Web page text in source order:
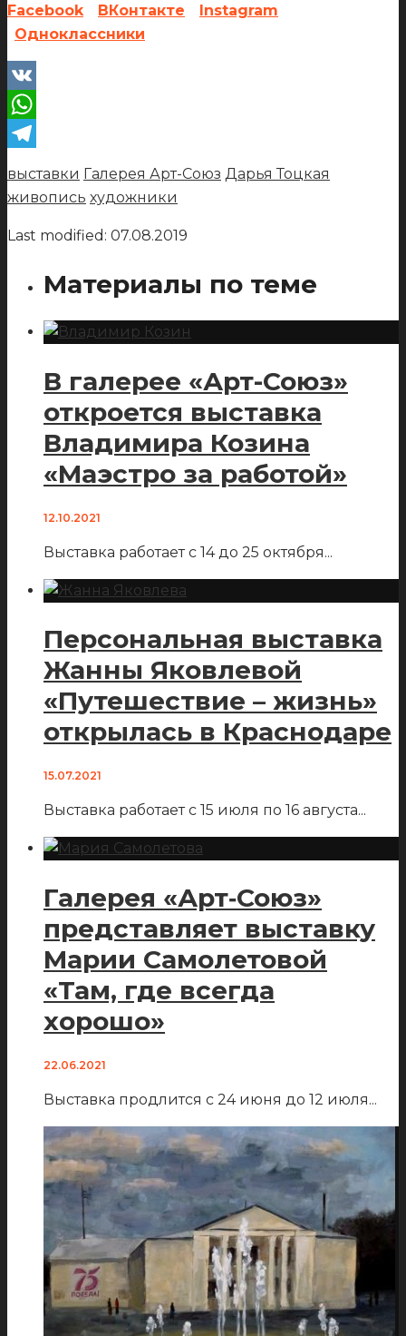
Facebook ВКонтакте
Instagram
Одноклассники
VK
WhatsApp
выставки Галерея Арт-Союз Дарья Тоцкая
живопись художники
Last modified: 07.08.2019
Материалы по теме
В галерее «Арт-Союз»
откроется выставка
Владимира Козина
«Маэстро за работой»
12.10.2021
Выставка работает с 14 до 25 октября...
Персональная выставка
Жанны Яковлевой
«Путешествие – жизнь»
открылась в Краснодаре
15.07.2021
Выставка работает с 15 июля по 16 августа...
Галерея «Арт‑Союз»
представляет выставку
Марии Самолетовой
«Там, где всегда
хорошо»
22.06.2021
Выставка продлится с 24 июня до 12 июля...